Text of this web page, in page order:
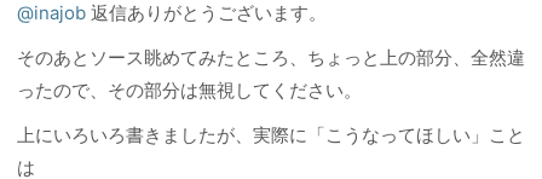
@inajob 返信ありがとうございます。
そのあとソース眺めてみたところ、ちょっと上の部分、全然違
ったので、その部分は無視してください。
上にいろいろ書きましたが、実際に「こうなってほしい」こと
は